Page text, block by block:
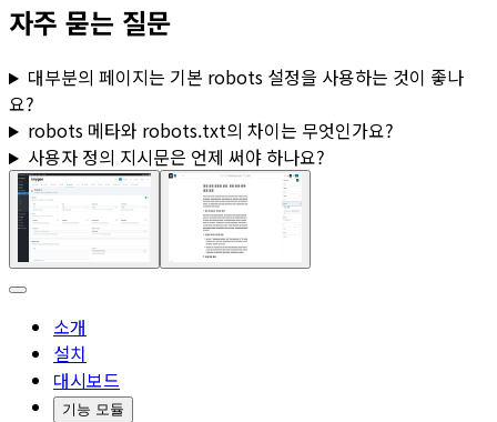
자주 묻는 질문
대부분의 페이지는 기본 robots 설정을 사용하는 것이 좋나
요?
robots 메타와 robots.txt의 차이는 무엇인가요?
사용자 정의 지시문은 언제 써야 하나요?
소개
설치
대시보드
기능 모듈